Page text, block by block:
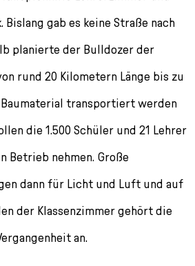
gab es keine Straße nach
planierte der Bulldozer der
rund 20 Kilometern Länge bis zu
transportiert werden
die 1.500 Schüler und 21 Lehrer
Betrieb nehmen. Große
dann für Licht und Luft und auf
der Klassenzimmer gehört die
an.